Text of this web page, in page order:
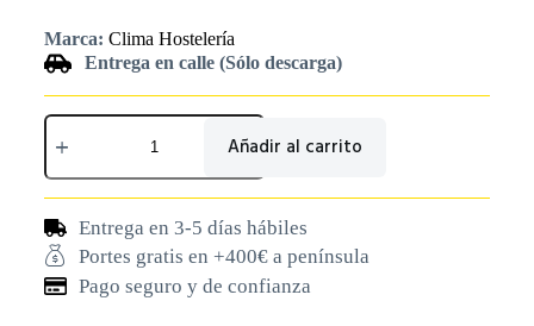
Marca: Clima Hostelería
Entrega en calle (Sólo descarga)
Añadir al carrito
Entrega en 3-5 días hábiles
Portes gratis en +400€ a península
Pago seguro y de confianza